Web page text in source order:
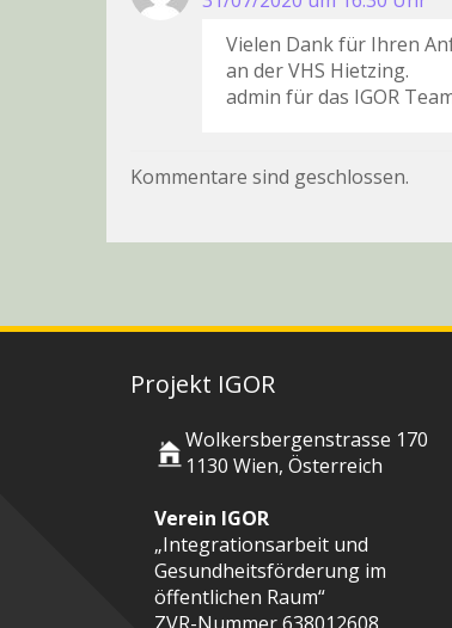
Vielen Dank für Ihren
an der VHS Hietzing.
admin für das IGOR
Kommentare sind geschlossen.
Projekt IGOR
Wolkersbergenstrasse 170
1130 Wien, Österreich
Verein IGOR
„Integrationsarbeit und
Gesundheitsförderung im
öffentlichen Raum“